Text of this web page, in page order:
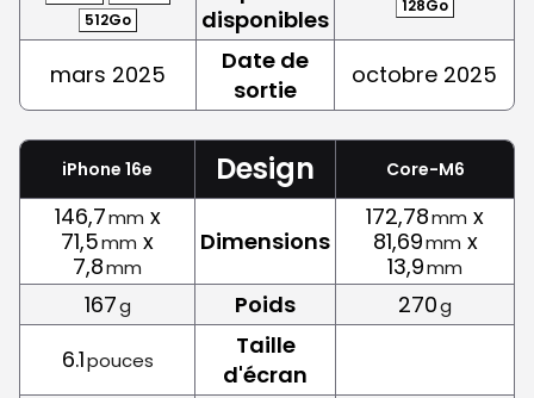
512Go
disponibles
128Go
mars 2025
Date de
sortie
octobre 2025
iPhone 16e Design Core-M6
146,7mm x
71,5mm x
7,8mm
Dimensions
172,78mm x
81,69mm x
13,9mm
167g Poids 270g
6.1pouces
Taille
d'écran